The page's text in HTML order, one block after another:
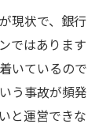
現状で、銀行
ではあります
いているので
う事故が頻発
と運営できな